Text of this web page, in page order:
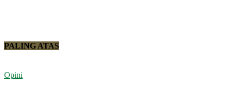
PALING ATAS
Opini